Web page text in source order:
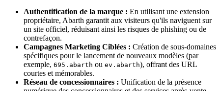
Authentification de la marque : En utilisant une extension
propriétaire, Abarth garantit aux visiteurs qu'ils naviguent sur
un site officiel, réduisant ainsi les risques de phishing ou de
contrefaçon.
Campagnes Marketing Ciblées : Création de sous-domaines
spécifiques pour le lancement de nouveaux modèles (par
exemple, 695.abarth ou ev.abarth), offrant des URL
courtes et mémorables.
Réseau de concessionnaires : Unification de la présence